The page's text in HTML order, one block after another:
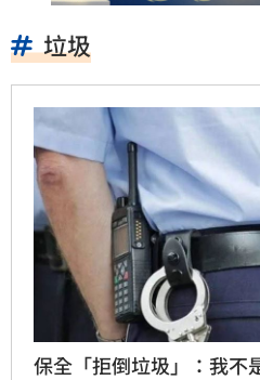
垃圾
保全「拒倒垃圾」：我不